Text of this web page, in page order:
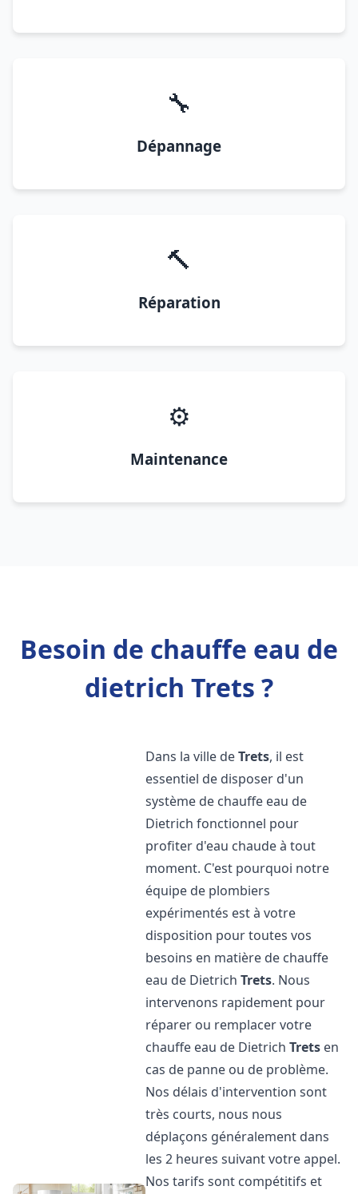
🔧
Dépannage
🔨
Réparation
⚙️
Maintenance
Besoin de chauffe eau de
dietrich Trets ?
Dans la ville deTrets, il est
essentiel de disposer d'un
système de chauffe eau de
Dietrich fonctionnel pour
profiter d'eau chaude à tout
moment. C'est pourquoi notre
équipe de plombiers
expérimentés est à votre
disposition pour toutes vos
besoins en matière de chauffe
eau de DietrichTrets. Nous
intervenons rapidement pour
réparer ou remplacer votre
chauffe eau de DietrichTrets en
cas de panne ou de problème.
Nos délais d'intervention sont
très courts, nous nous
déplaçons généralement dans
les 2 heures suivant votre appel.
Nos tarifs sont compétitifs et